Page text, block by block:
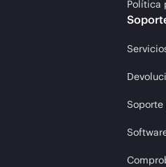
Política